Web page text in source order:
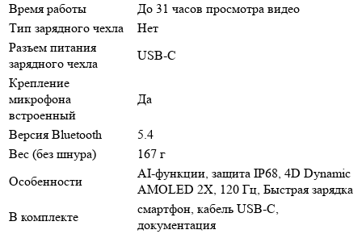
Время работы
До 31 часов просмотра видео
Тип зарядного чехла
Нет
Разъем питания
зарядного чехла
USB-C
Крепление
микрофона
встроенный
Да
Версия Bluetooth
5.4
Вес (без шнура)
167 г
Особенности
AI-функции, защита IP68, 4D Dynamic
AMOLED 2X, 120 Гц, Быстрая зарядка
В комплекте
смартфон, кабель USB-C,
документация